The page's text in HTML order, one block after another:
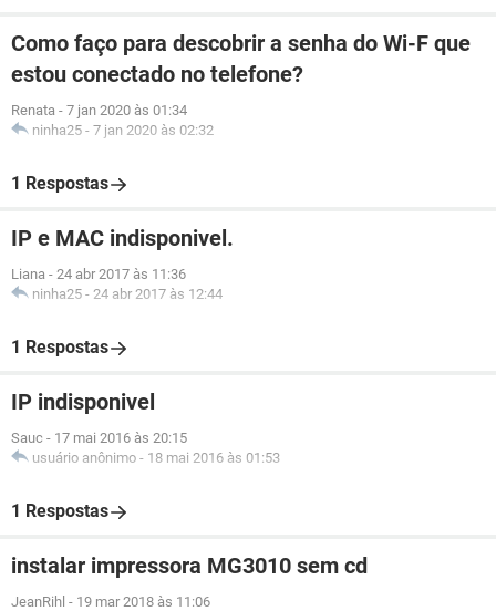
Como faço para descobrir a senha do Wi-F que
estou conectado no telefone?
Renata - 7 jan 2020 às 01:34
ninha25 - 7 jan 2020 às 02:32
1 Respostas
IP e MAC indisponivel.
Liana - 24 abr 2017 às 11:36
ninha25 - 24 abr 2017 às 12:44
1 Respostas
IP indisponivel
Sauc - 17 mai 2016 às 20:15
usuário anônimo - 18 mai 2016 às 01:53
1 Respostas
instalar impressora MG3010 sem cd
JeanRihl - 19 mar 2018 às 11:06